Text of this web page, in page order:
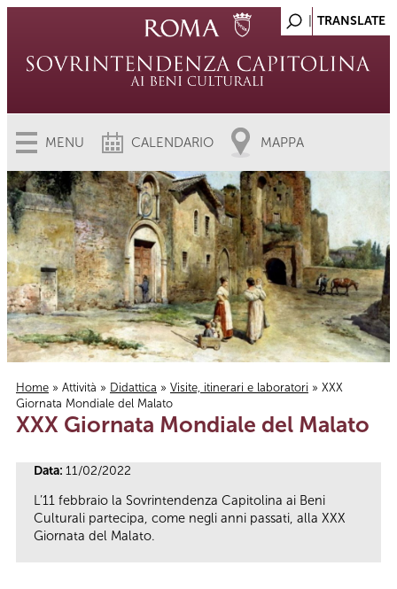
MENU CALENDARIO MAPPA
Tu sei qui
Home » Attività » Didattica » Visite, itinerari e laboratori » XXX
Giornata Mondiale del Malato
XXX Giornata Mondiale del Malato
Data: 11/02/2022
L’11 febbraio la Sovrintendenza Capitolina ai Beni
Culturali partecipa, come negli anni passati, alla XXX
Giornata del Malato.